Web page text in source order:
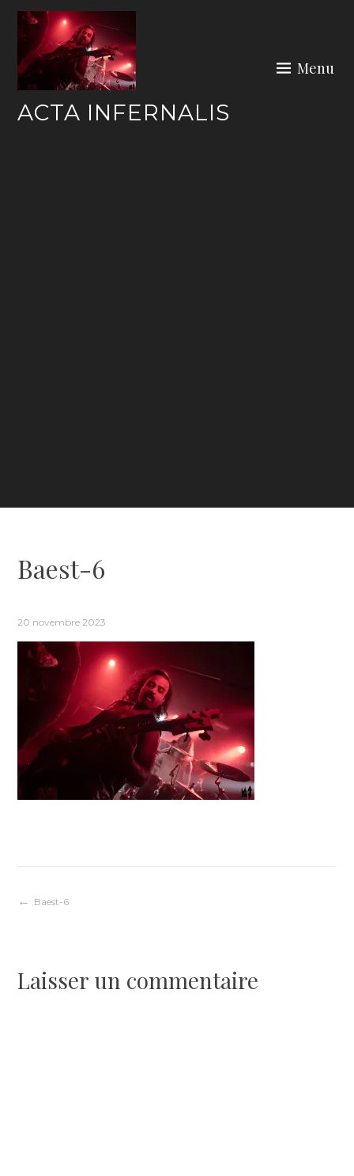
Skip
content
ACTA INFERNALIS
Menu
Baest-6
20 novembre 2023
Navigation
l’article
Baest-6
Laisser un commentaire